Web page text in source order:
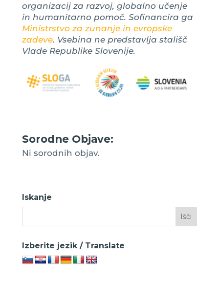
organizacij za razvoj, globalno učenje
in humanitarno pomoč. Sofinancira ga
Ministrstvo za zunanje in evropske
zadeve. Vsebina ne predstavlja stališč
Vlade Republike Slovenije.
Sorodne Objave:
Ni sorodnih objav.
Iskanje
Izberite jezik / Translate